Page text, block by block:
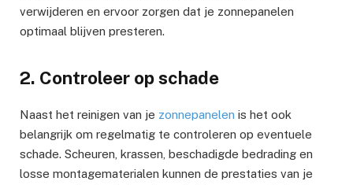
verwijderen en ervoor zorgen dat je zonnepanelen
optimaal blijven presteren.
2. Controleer op schade
Naast het reinigen van je zonnepanelen is het ook
belangrijk om regelmatig te controleren op eventuele
schade. Scheuren, krassen, beschadigde bedrading en
losse montagematerialen kunnen de prestaties van je